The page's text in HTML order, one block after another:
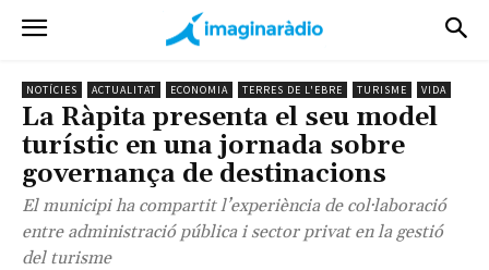
NOTÍCIES ACTUALITAT ECONOMIA TERRES DE L'EBRE TURISME VIDA
La Ràpita presenta el seu model
turístic en una jornada sobre
governança de destinacions
El municipi ha compartit l’experiència de col·laboració
entre administració pública i sector privat en la gestió
del turisme